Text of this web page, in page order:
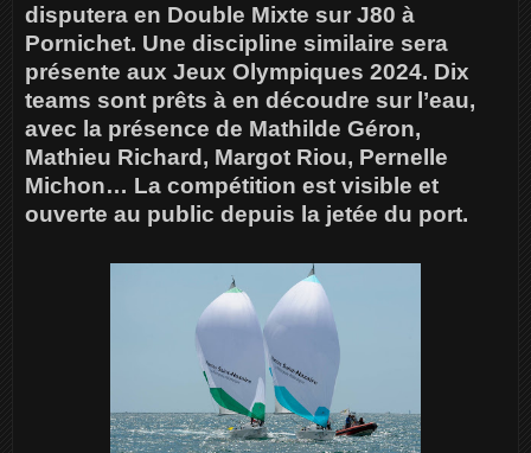
disputera en Double Mixte sur J80 à
Pornichet. Une discipline similaire sera
présente aux Jeux Olympiques 2024. Dix
teams sont prêts à en découdre sur l’eau,
avec la présence de Mathilde Géron,
Mathieu Richard, Margot Riou, Pernelle
Michon… La compétition est visible et
ouverte au public depuis la jetée du port.